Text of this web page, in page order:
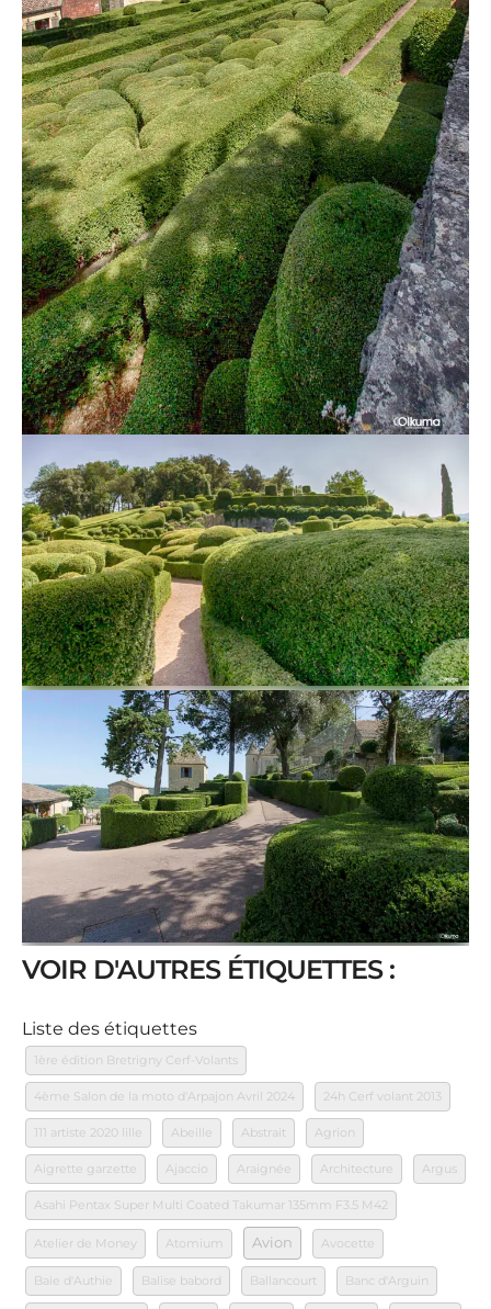
VOIR D'AUTRES ÉTIQUETTES :
Liste des étiquettes
1ère édition Bretrigny Cerf-Volants
4ème Salon de la moto d'Arpajon Avril 2024 24h Cerf volant 2013
111 artiste 2020 lille Abeille Abstrait Agrion
Aigrette garzette Ajaccio Araignée Architecture Argus
Asahi Pentax Super Multi Coated Takumar 135mm F3.5 M42
Atelier de Money Atomium Avion Avocette
Baie d'Authie Balise babord Ballancourt Banc d'Arguin